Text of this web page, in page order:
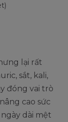
lại rất
sắt, kali,
đóng vai trò
cao sức
dài mệt